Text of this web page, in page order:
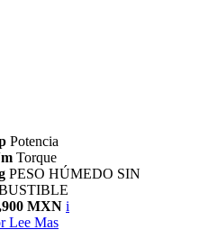
Potencia
Torque
PESO HÚMEDO SIN
MXN i
Lee Mas